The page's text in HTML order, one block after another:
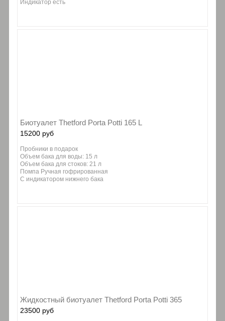
Индикатор есть
Биотуалет Thetford Porta Potti 165 L
15200 руб
Пробники в подарок
Объем бака для воды: 15 л
Объем бака для стоков: 21 л
Помпа Ручная гофрированная
C индикатором нижнего бака
Жидкостный биотуалет Thetford Porta Potti 365
23500 руб